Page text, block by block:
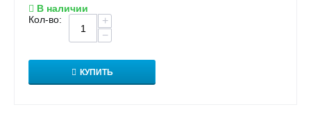
В наличии
Кол-во:
+
−
КУПИТЬ